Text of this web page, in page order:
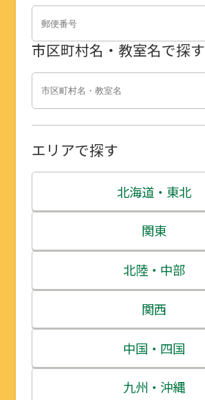
市区町村名・教室名で探す
エリアで探す
北海道・東北
北海道
青森県
岩手県
宮城県
秋田県
関東
茨城県
栃木県
群馬県
埼玉県
北陸・中部
新潟県
富山県
石川県
関西
三重県
滋賀県
中国・四国
鳥取県
九州・沖縄